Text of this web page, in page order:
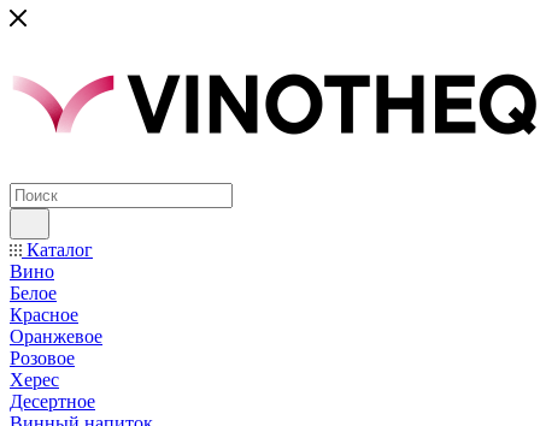
Каталог
Вино
Белое
Красное
Оранжевое
Розовое
Херес
Десертное